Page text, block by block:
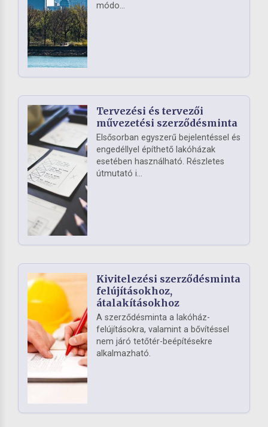
módo...
Tervezési és tervezői
művezetési szerződésminta
Elsősorban egyszerű bejelentéssel és
engedéllyel építhető lakóházak
esetében használható. Részletes
útmutató i...
Kivitelezési szerződésminta
felújításokhoz,
átalakításokhoz
A szerződésminta a lakóház-
felújításokra, valamint a bővítéssel
nem járó tetőtér-beépítésekre
alkalmazható.